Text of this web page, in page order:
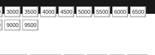
3000 3500 4000 4500 5000 5500 6000 6500
9000 9500